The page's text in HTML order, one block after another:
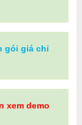
gói giá chỉ
xem demo